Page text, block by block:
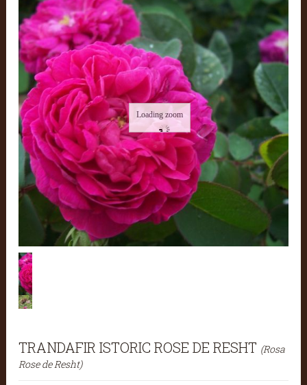
Loading zoom
TRANDAFIR ISTORIC ROSE DE RESHT (Rosa
Rose de Resht)